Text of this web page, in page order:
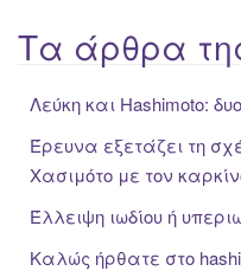
Τα άρθρα
Λεύκη και Hashimoto:
Έρευνα εξετάζει τη
Χασιμότο με τον
Έλλειψη ιωδίου ή
Καλώς ήρθατε στο